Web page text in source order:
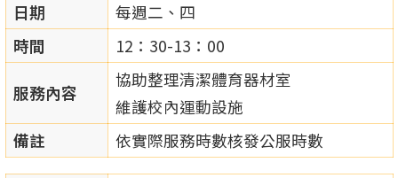
日期
每週二、四
時間
12：30-13：00
服務內容
協助整理清潔體育器材室
維護校內運動設施
備註
依實際服務時數核發公服時數